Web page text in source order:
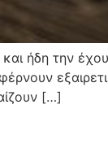
ήδη την
[…]